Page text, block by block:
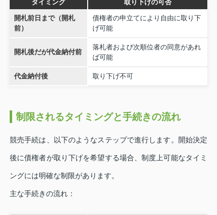
タイミング 取り下げの可否
開札前日まで（開札
前）
債権者の申立てにより自由に取り下
げ可能
開札後だが代金納付前
落札者および次順位者の同意があれ
ば可能
代金納付後 取り下げ不可
制限されるタイミングと手続きの流れ
競売手続は、以下のようなステップで進行します。開始決定
後に債権者が取り下げを希望する場合、制度上可能なタイミ
ングには明確な制限があります。
主な手続きの流れ：